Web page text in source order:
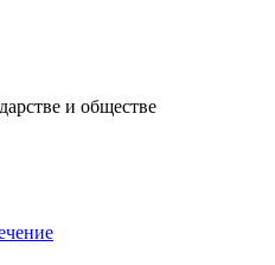
и обществе